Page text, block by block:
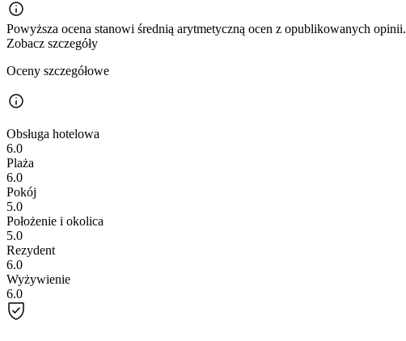
Powyższa ocena stanowi średnią arytmetyczną ocen z opublikowanych opinii.
Zobacz szczegóły
Oceny szczegółowe
Obsługa hotelowa
6.0
Plaża
6.0
Pokój
5.0
Położenie i okolica
5.0
Rezydent
6.0
Wyżywienie
6.0